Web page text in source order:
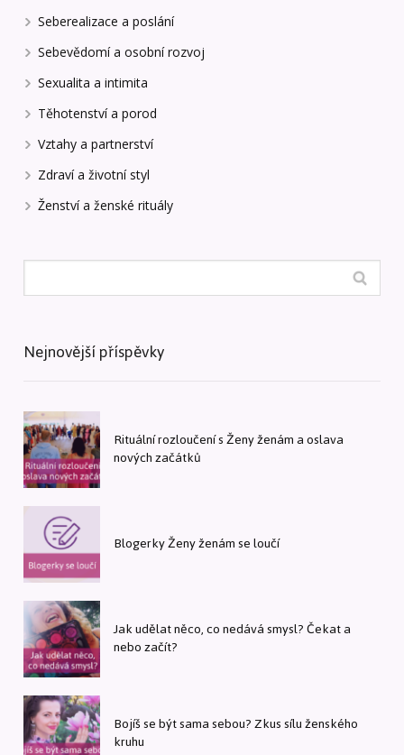
Seberealizace a poslání
Sebevědomí a osobní rozvoj
Sexualita a intimita
Těhotenství a porod
Vztahy a partnerství
Zdraví a životní styl
Ženství a ženské rituály
Nejnovější příspěvky
Rituální rozloučení s Ženy ženám a oslava
nových začátků
Blogerky Ženy ženám se loučí
Jak udělat něco, co nedává smysl? Čekat a
nebo začít?
Bojíš se být sama sebou? Zkus sílu ženského
kruhu